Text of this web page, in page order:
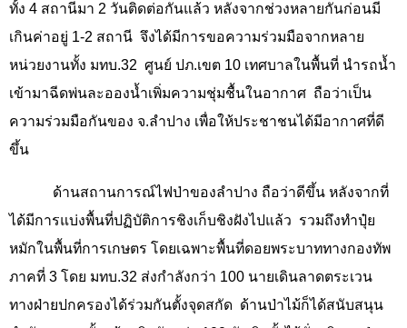
ทั้ง 4 สถานีมา 2 วันติดต่อกันแล้ว หลังจากช่วงหลายกันก่อนมี
เกินค่าอยู่ 1-2 สถานี จึงได้มีการขอความร่วมมือจากหลาย
หน่วยงานทั้ง มทบ.32 ศูนย์ ปภ.เขต 10 เทศบาลในพื้นที่ นำรถน้ำ
เข้ามาฉีดพ่นละอองน้ำเพิ่มความชุ่มชื้นในอากาศ ถือว่าเป็น
ความร่วมมือกันของ จ.ลำปาง เพื่อให้ประชาชนได้มีอากาศที่ดี
ขึ้น
ด้านสถานการณ์ไฟป่าของลำปาง ถือว่าดีขึ้น หลังจากที่
ได้มีการแบ่งพื้นที่ปฏิบัติการชิงเก็บชิงฝังไปแล้ว รวมถึงทำปุ๋ย
หมักในพื้นที่การเกษตร โดยเฉพาะพื้นที่ดอยพระบาททางกองทัพ
ภาคที่ 3 โดย มทบ.32 ส่งกำลังกว่า 100 นายเดินลาดตระเวน
ทางฝ่ายปกครองได้ร่วมกันตั้งจุดสกัด ด้านป่าไม้ก็ได้สนับสนุน